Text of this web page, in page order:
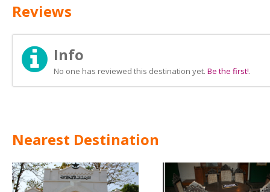
Reviews
Info
No one has reviewed this destination yet. Be the first!.
Nearest Destination